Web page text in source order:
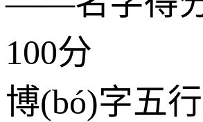
100分
博(bó)字五